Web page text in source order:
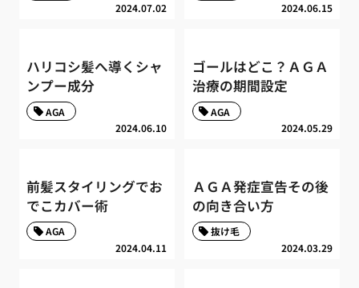
2024.07.02 2024.06.15
ハリコシ髪へ導くシャ
ンプー成分
2024.06.10
AGA
ゴールはどこ？ＡＧＡ
治療の期間設定
2024.05.29
AGA
前髪スタイリングでお
でこカバー術
2024.04.11
AGA
ＡＧＡ発症宣告その後
の向き合い方
2024.03.29
抜け毛